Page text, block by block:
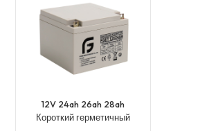
12V 24ah 26ah 28ah
Короткий герметичный